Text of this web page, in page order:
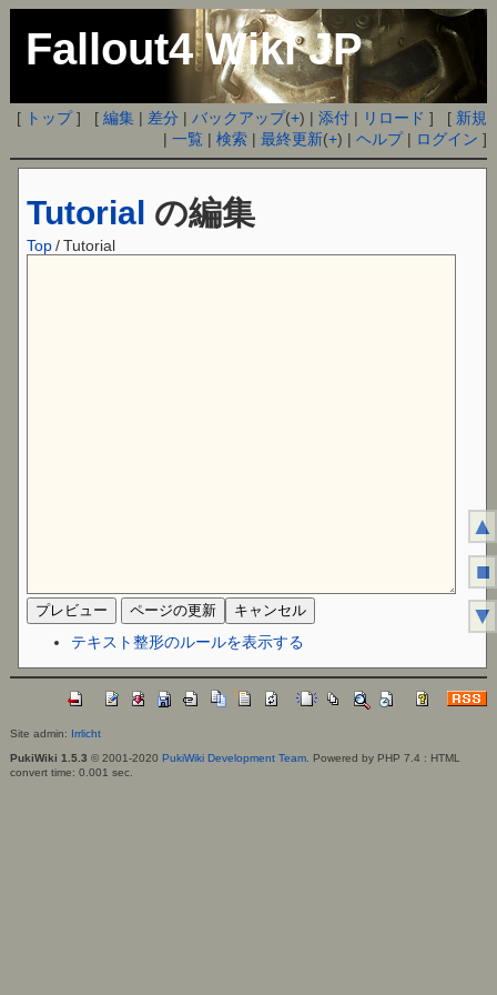
Fallout4 Wiki JP
[ トップ] [編集 | 差分 |バックアップ(+) |添付 | リロード ] [ 新規
|一覧 |検索 |最終更新(+) |ヘルプ| ログイン ]
Tutorial の編集
Top /Tutorial
テキスト整形のルールを表示する
Site admin: Irrlicht
PukiWiki 1.5.3 © 2001-2020 PukiWiki Development Team. Powered by PHP 7.4 : HTML
convert time: 0.001 sec.
▲
■
▼